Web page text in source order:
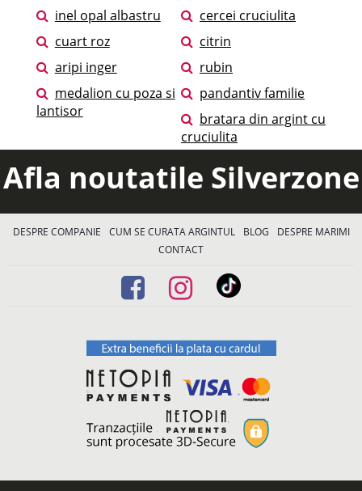
inel opal albastru
cercei cruciulita
cuart roz
citrin
aripi inger
rubin
medalion cu poza si
lantisor
pandantiv familie
bratara din argint cu
cruciulita
Afla noutatile Silverzone
DESPRE COMPANIE CUM SE CURATA ARGINTUL BLOG
DESPRE MARIMI
CONTACT